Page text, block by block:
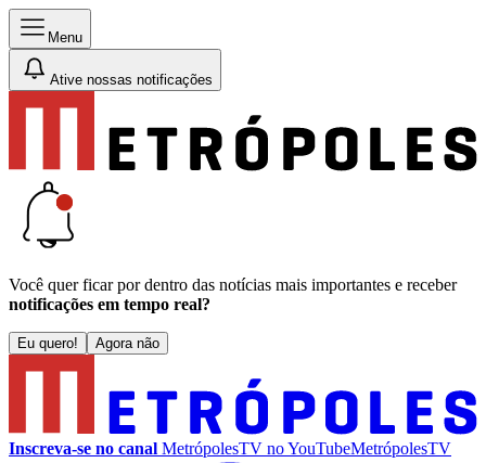
Menu
Ative nossas notificações
Você quer ficar por dentro das notícias mais importantes e receber
notificações em tempo real?
Eu quero! Agora não
Inscreva-se no canal MetrópolesTV noYouTubeMetrópolesTV